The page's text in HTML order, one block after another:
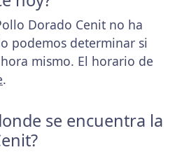
Dorado Cenit no ha
podemos determinar si
mismo. El horario de
.
se encuentra la